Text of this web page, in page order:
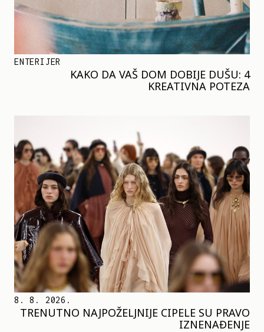
ENTERIJER
KAKO DA VAŠ DOM DOBIJE DUŠU: 4
KREATIVNA POTEZA
8. 8. 2026.
TRENUTNO NAJPOŽELJNIJE CIPELE SU PRAVO
IZNENAĐENJE